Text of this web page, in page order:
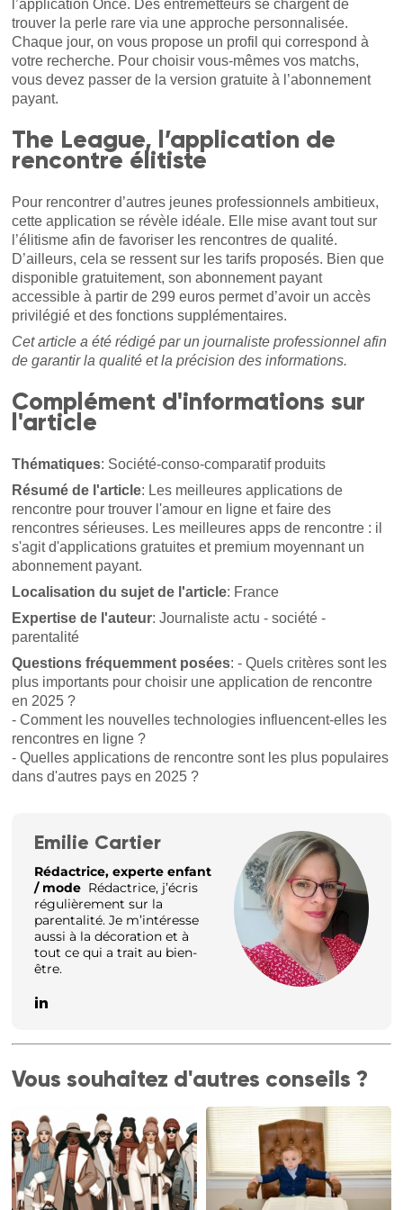
l’application Once. Des entremetteurs se chargent de
trouver la perle rare via une approche personnalisée.
Chaque jour, on vous propose un profil qui correspond à
votre recherche. Pour choisir vous-mêmes vos matchs,
vous devez passer de la version gratuite à l’abonnement
payant.
The League, l’application de
rencontre élitiste
Pour rencontrer d’autres jeunes professionnels ambitieux,
cette application se révèle idéale. Elle mise avant tout sur
l’élitisme afin de favoriser les rencontres de qualité.
D’ailleurs, cela se ressent sur les tarifs proposés. Bien que
disponible gratuitement, son abonnement payant
accessible à partir de 299 euros permet d’avoir un accès
privilégié et des fonctions supplémentaires.
Cet article a été rédigé par un journaliste professionnel afin
de garantir la qualité et la précision des informations.
Complément d'informations sur
l'article
Thématiques: Société-conso-comparatif produits
Résumé de l'article: Les meilleures applications de
rencontre pour trouver l'amour en ligne et faire des
rencontres sérieuses. Les meilleures apps de rencontre : il
s'agit d'applications gratuites et premium moyennant un
abonnement payant.
Localisation du sujet de l'article: France
Expertise de l'auteur: Journaliste actu - société -
parentalité
Questions fréquemment posées: - Quels critères sont les
plus importants pour choisir une application de rencontre
en 2025 ?
- Comment les nouvelles technologies influencent-elles les
rencontres en ligne ?
- Quelles applications de rencontre sont les plus populaires
dans d'autres pays en 2025 ?
Emilie Cartier
Rédactrice, experte enfant
/ mode Rédactrice, j’écris
régulièrement sur la
parentalité. Je m’intéresse
aussi à la décoration et à
tout ce qui a trait au bien-
être.
Vous souhaitez d'autres conseils ?